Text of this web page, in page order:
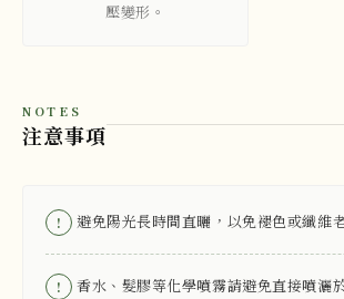
壓變形。
NOTES
注意事項
! 避免陽光長時間直曬，以免褪色或纖維
! 香水、髮膠等化學噴霧請避免直接噴灑